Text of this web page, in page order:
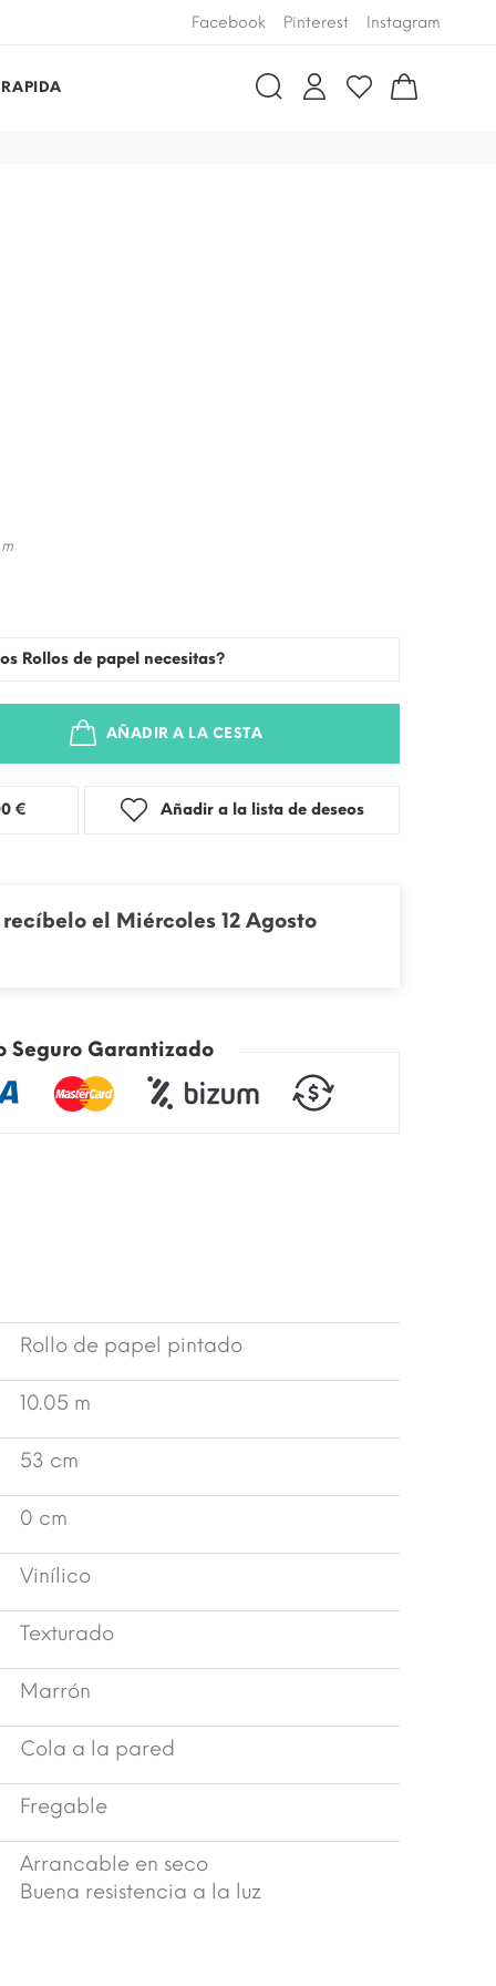
Facebook Pinterest Instagram
Rollos de papel necesitas?
AÑADIR A LA CESTA
3,00 € Añadir a la lista de deseos
el Miércoles 12 Agosto
Seguro Garantizado
Rollo de papel pintado
10.05 m
53 cm
0 cm
Vinílico
Texturado
Marrón
Cola a la pared
Fregable
Arrancable en seco
Buena resistencia a la luz